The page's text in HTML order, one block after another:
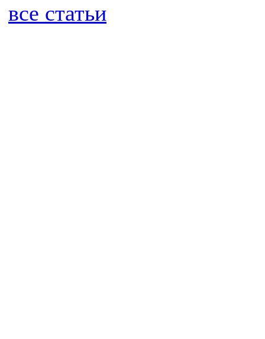
все статьи